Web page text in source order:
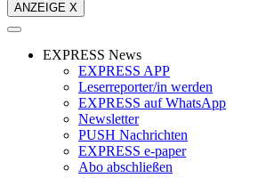
ANZEIGE X
EXPRESS News
EXPRESS APP
Leserreporter/in werden
EXPRESS auf WhatsApp
Newsletter
PUSH Nachrichten
EXPRESS e-paper
Abo abschließen